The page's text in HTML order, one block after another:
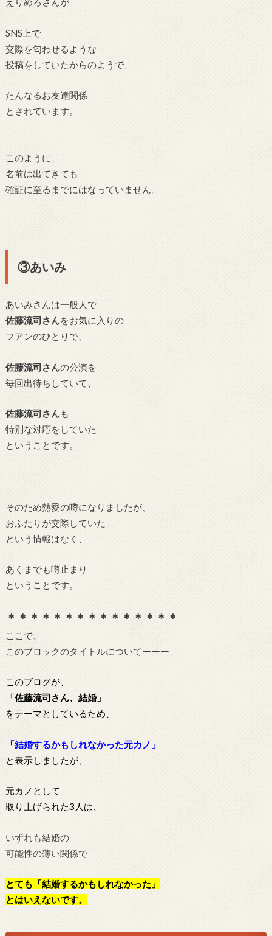
SNS上で
交際を匂わせるような
投稿をしていたからのようで、
たんなるお友達関係
とされています。
このように、
名前は出てきても
確証に至るまでにはなっていません。
③あいみ
あいみさんは一般人で
佐藤流司さんをお気に入りの
フアンのひとりで、
佐藤流司さんの公演を
毎回出待ちしていて、
佐藤流司さんも
特別な対応をしていた
ということです。
そのため熱愛の噂になりましたが、
おふたりが交際していた
という情報はなく、
あくまでも噂止まり
ということです。
＊＊＊＊＊＊＊＊＊＊＊＊＊＊＊
ここで、
このブロックのタイトルについてーーー
このブログが、
「佐藤流司さん、結婚」
をテーマとしているため、
「結婚するかもしれなかった元カノ」
と表示しましたが、
元カノとして
取り上げられた3人は、
いずれも結婚の
可能性の薄い関係で
とても「結婚するかもしれなかった」
とはいえないです。